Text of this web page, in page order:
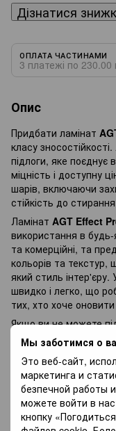
Мы заботимся о
Это веб-сайт,
маркетинга и
безпечной работы
можете войти в
кнопку
Дізнатися
ОПЛАТА ЧАСТИНАМИ
3 платежі по 230.00
Опис
Придбати ламінат
класу
підлоги, яке поєднує
міцність і доступну
шарів, включаючи
стійкість до
Ламінат AGT Effect
використання в
та комерційні, та
кольорів та текстур,
який стиль
швидко і легко, що
тих, хто хоче
Якщо ви не можете
радістю Вам
можливість
частинами, і
місяців.
Характеристики